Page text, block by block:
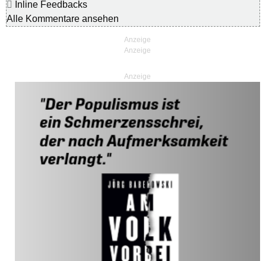
Inline Feedbacks
Alle Kommentare ansehen
Anzeige